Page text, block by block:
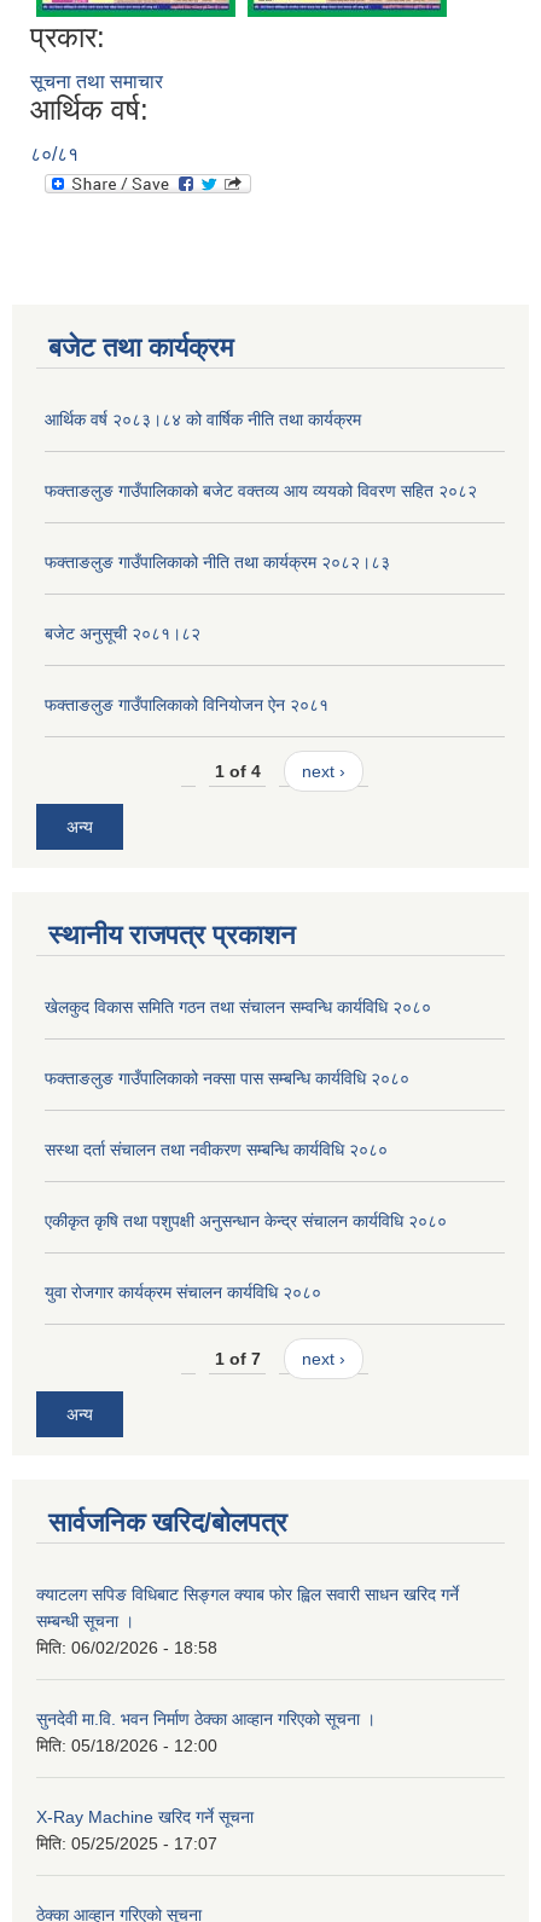
प्रकार:
सूचना तथा समाचार
आर्थिक वर्ष:
८०/८१
बजेट तथा कार्यक्रम
आर्थिक वर्ष २०८३।८४ को वार्षिक नीति तथा कार्यक्रम
फक्ताङलुङ गाउँपालिकाको बजेट वक्तव्य आय व्ययको विवरण सहित २०८२
फक्ताङलुङ गाउँपालिकाको नीति तथा कार्यक्रम २०८२।८३
बजेट अनुसूची २०८१।८२
फक्ताङलुङ गाउँपालिकाको विनियोजन ऐन २०८१
1 of 4 next ›
अन्य
स्थानीय राजपत्र प्रकाशन
खेलकुद विकास समिति गठन तथा संचालन सम्वन्धि कार्यविधि २०८०
फक्ताङलुङ गाउँपालिकाको नक्सा पास सम्बन्धि कार्यविधि २०८०
सस्था दर्ता संचालन तथा नवीकरण सम्बन्धि कार्यविधि २०८०
एकीकृत कृषि तथा पशुपक्षी अनुसन्धान केन्द्र संचालन कार्यविधि २०८०
युवा रोजगार कार्यक्रम संचालन कार्यविधि २०८०
1 of 7 next ›
अन्य
सार्वजनिक खरिद/बोलपत्र
क्याटलग सपिङ विधिबाट सिङ्गल क्याब फोर ह्विल सवारी साधन खरिद गर्ने
सम्बन्धी सूचना ।
मिति: 06/02/2026 - 18:58
सुनदेवी मा.वि. भवन निर्माण ठेक्का आव्हान गरिएको सूचना ।
मिति: 05/18/2026 - 12:00
X-Ray Machine खरिद गर्ने सूचना
मिति: 05/25/2025 - 17:07
ठेक्का आव्हान गरिएको सूचना